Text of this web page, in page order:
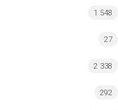
1 548
27
2 338
292